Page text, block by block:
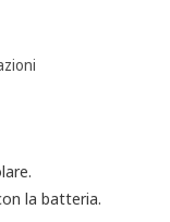
la batteria.